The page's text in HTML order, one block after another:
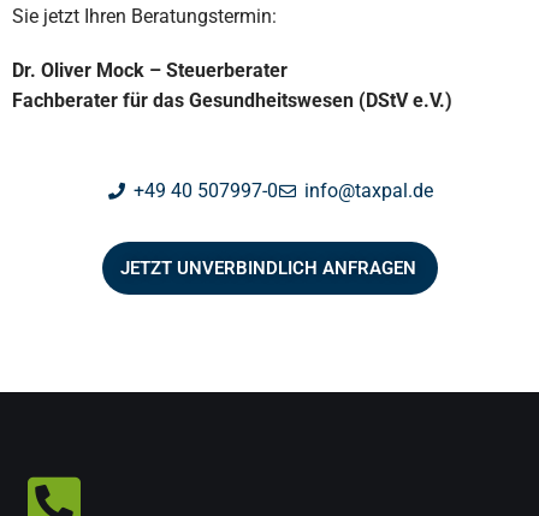
Sie jetzt Ihren Beratungstermin:
Dr. Oliver Mock – Steuerberater
Fachberater für das Gesundheitswesen (DStV e.V.)
+49 40 507997-0 info@taxpal.de
JETZT UNVERBINDLICH ANFRAGEN